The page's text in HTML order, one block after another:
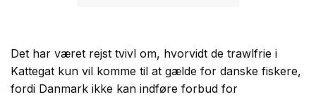
Det har været rejst tvivl om, hvorvidt de trawlfrie i
Kattegat kun vil komme til at gælde for danske fiskere,
fordi Danmark ikke kan indføre forbud for